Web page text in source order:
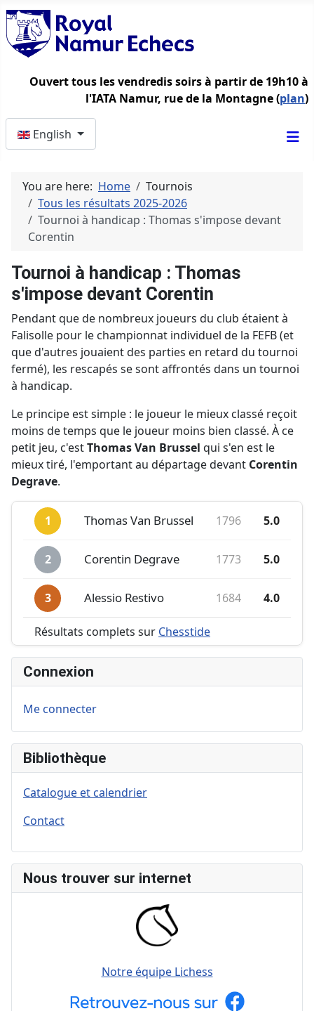
Ouvert tous les vendredis soirs à partir de 19h10 à
l'IATA Namur, rue de la Montagne (plan)
English
You are here: Home
Tournois
Tous les résultats 2025-2026
Tournoi à handicap : Thomas s'impose devant
Corentin
Tournoi à handicap : Thomas
s'impose devant Corentin
Pendant que de nombreux joueurs du club étaient à
Falisolle pour le championnat individuel de la FEFB (et
que d'autres jouaient des parties en retard du tournoi
fermé), les rescapés se sont affrontés dans un tournoi
à handicap.
Le principe est simple : le joueur le mieux classé reçoit
moins de temps que le joueur moins bien classé. À ce
petit jeu, c'estThomas Van Brussel qui s'en est le
mieux tiré, l'emportant au départage devant Corentin
Degrave.
Top 3 du classement
Position
1 Thomas Van Brussel 1796 5.0
2 Corentin Degrave 1773 5.0
3 Alessio Restivo 1684 4.0
Résultats complets sur Chesstide
Connexion
Me connecter
Bibliothèque
Catalogue et calendrier
Contact
Nous trouver sur internet
Notre équipe Lichess